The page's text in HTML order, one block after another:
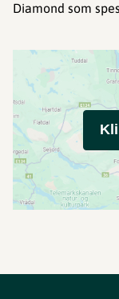
Diamond som